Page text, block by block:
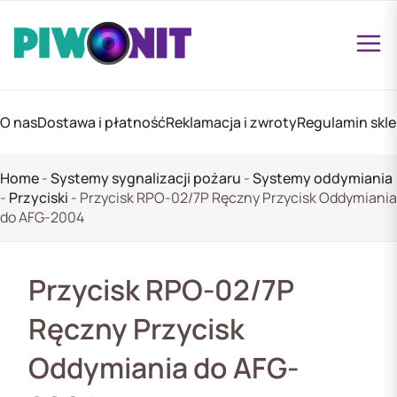
O nasDostawa i płatnośćReklamacja i zwrotyRegulamin
Home-Systemy sygnalizacji pożaru -Systemy oddymiania
- Przyciski - Przycisk RPO-02/7P Ręczny Przycisk Oddymiania
do AFG-2004
Przycisk RPO-02/7P
Ręczny Przycisk
Oddymiania do AFG-